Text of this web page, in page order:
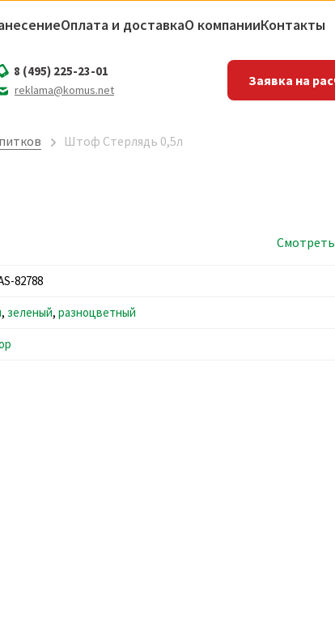
Оплата и доставкаО компанииКонтакты
8 (495) 225-23-01
reklama@komus.net
Заявка на
Штоф Стерлядь 0,5л
Смотреть
82788
, зеленый, разноцветный